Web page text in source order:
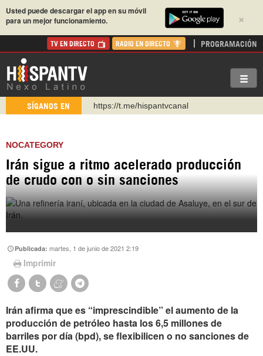
×
Usted puede descargar el app en su móvil
para un mejor funcionamiento.
TV EN DIRECTO RADIO EN DIRECTO PROGRAMACIÓN
SÍGANOS EN
https://t.me/hispantvcanal
Instagram como: hispan_tv
https://www.facebook.com/Nexolatino.Canal
http://twitter.com/nexo_latino
NOCATEGORY
Irán sigue a ritmo acelerado producción
de crudo con o sin sanciones
Publicada:martes, 1 de junio de 2021 2:19
Imprimir
Irán afirma que es “imprescindible” el aumento de la
producción de petróleo hasta los 6,5 millones de
barriles por día (bpd), se flexibilicen o no sanciones de
EE.UU.